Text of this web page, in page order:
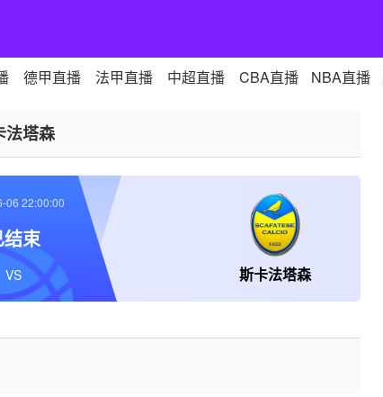
德甲直播 法甲直播 中超直播 CBA直播 NBA直播
法塔森
斯卡法塔森
06 22:00:00
结束
VS